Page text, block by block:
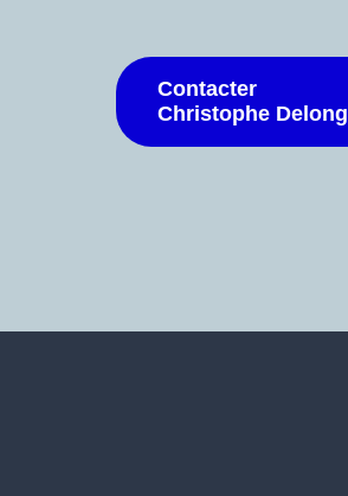
Contacter
Christophe Delong